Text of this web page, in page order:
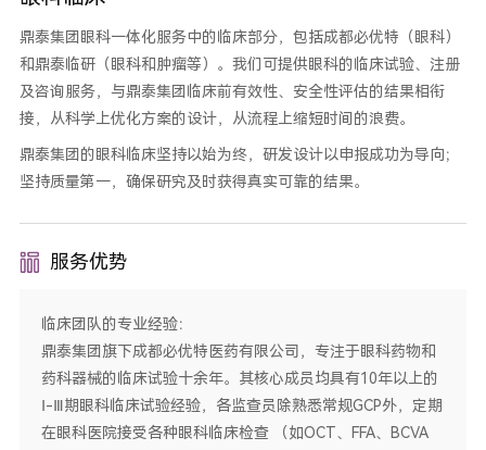
鼎泰集团眼科一体化服务中的临床部分，包括成都必优特（眼科）
和鼎泰临研（眼科和肿瘤等）。我们可提供眼科的临床试验、注册
及咨询服务，与鼎泰集团临床前有效性、安全性评估的结果相衔
接，从科学上优化方案的设计，从流程上缩短时间的浪费。
鼎泰集团的眼科临床坚持以始为终，研发设计以申报成功为导向；
坚持质量第一，确保研究及时获得真实可靠的结果。
服务优势
临床团队的专业经验：
鼎泰集团旗下成都必优特医药有限公司，专注于眼科药物和
药科器械的临床试验十余年。其核心成员均具有10年以上的
Ⅰ-Ⅲ期眼科临床试验经验，各监查员除熟悉常规GCP外，定期
在眼科医院接受各种眼科临床检查 （如OCT、FFA、BCVA